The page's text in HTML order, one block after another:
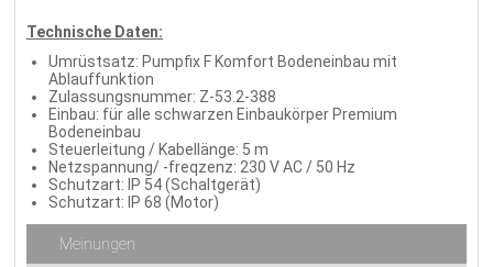
Technische Daten:
Umrüstsatz: Pumpfix F Komfort Bodeneinbau mit
Ablauffunktion
Zulassungsnummer: Z-53.2-388
Einbau: für alle schwarzen Einbaukörper Premium
Bodeneinbau
Steuerleitung / Kabellänge: 5 m
Netzspannung/ -freqzenz: 230 V AC / 50 Hz
Schutzart: IP 54 (Schaltgerät)
Schutzart: IP 68 (Motor)
Meinungen